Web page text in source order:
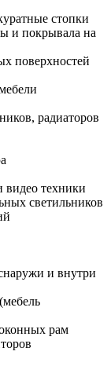
стопки
и покрывала на
поверхностей
радиаторов
видео техники
светильников
и внутри
рам